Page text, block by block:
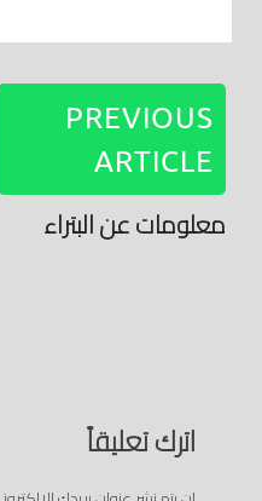
PREVIOUS
ARTICLE
معلومات عن البتراء
اترك تعليقاً